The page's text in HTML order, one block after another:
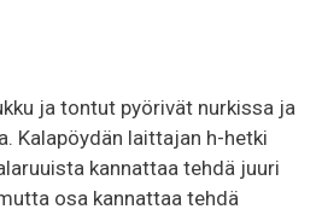
ja tontut pyörivät nurkissa ja
Kalapöydän laittajan h-hetki
kannattaa tehdä juuri
osa kannattaa tehdä